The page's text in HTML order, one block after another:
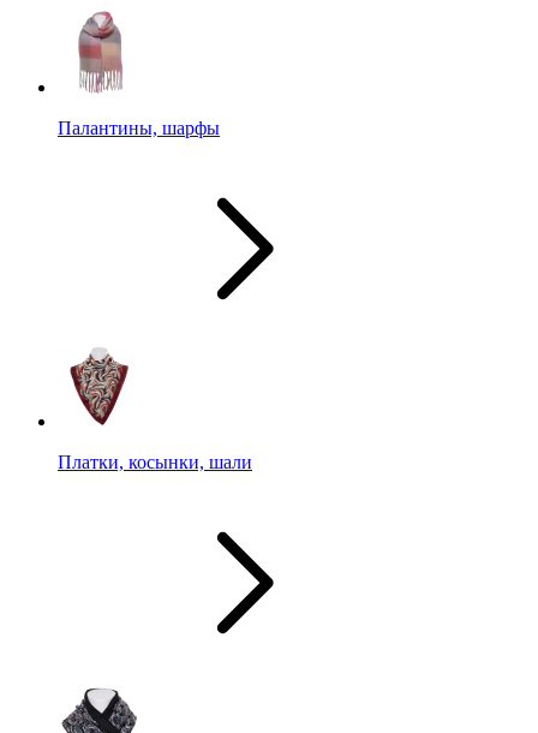
Палантины, шарфы
Платки, косынки, шали